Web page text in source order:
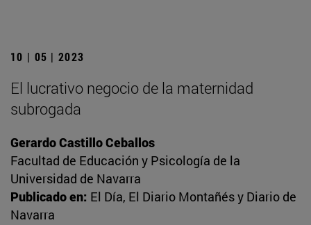
10 | 05 | 2023
El lucrativo negocio de la maternidad
subrogada
Gerardo Castillo Ceballos
Facultad de Educación y Psicología de la
Universidad de Navarra
Publicado en: El Día, El Diario Montañés y Diario de
Navarra